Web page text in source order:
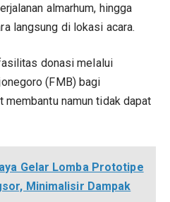
almarhum, hingga
langsung di lokasi acara.
donasi melalui
(FMB) bagi
membantu namun tidak dapat
Gelar Lomba Prototipe
Minimalisir Dampak